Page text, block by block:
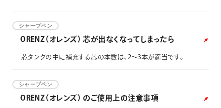
シャープペン
ORENZ（オレンズ） 芯が出なくなってしまったら
芯タンクの中に補充する芯の本数は、2～3本が適当です。
シャープペン
ORENZ（オレンズ） のご使用上の注意事項